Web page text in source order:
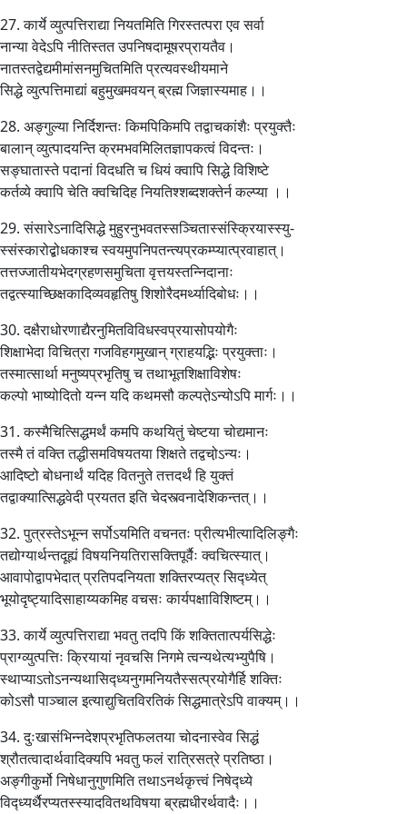
27. कार्ये व्युत्पत्तिराद्या नियतमिति गिरस्तत्परा एव सर्वा
नान्या वेदेऽपि नीतिस्तत उपनिषदामूषरप्रायतैव।
नातस्तद्वेद्यमीमांसनमुचितमिति प्रत्यवस्थीयमाने
सिद्धे व्युत्पत्तिमाद्यां बहुमुखमवयन् ब्रह्म जिज्ञास्यमाह।।
28. अङ्गुल्या निर्दिशन्तः किमपिकिमपि तद्वाचकांशैः प्रयुक्तैः
बालान् व्युत्पादयन्ति क्रमभवमिलितज्ञापकत्वं विदन्तः।
सङ्घातास्ते पदानां विदधति च धियं क्वापि सिद्धे विशिष्टे
कर्तव्ये क्वापि चेति क्वचिदिह नियतिश्शब्दशक्तेर्न कल्प्या ।।
29. संसारेऽनादिसिद्धे मुहुरनुभवतस्सञ्चितास्संस्क्रियास्स्यु-
स्संस्कारोद्बोधकाश्च स्वयमुपनिपतन्त्यप्रकम्प्यात्प्रवाहात्।
तत्तज्जातीयभेदग्रहणसमुचिता वृत्तयस्तन्निदानाः
तद्वत्स्याच्छिक्षकादिव्यवहृतिषु शिशोरैदमर्थ्यादिबोधः।।
30. दक्षैराधोरणाद्यैरनुमितविविधस्वप्रयासोपयोगैः
शिक्षाभेदा विचित्रा गजविहगमुखान् ग्राहयद्भिः प्रयुक्ताः।
तस्मात्सार्था मनुष्यप्रभृतिषु च तथाभूतशिक्षाविशेषः
कल्पो भाष्योदितो यन्न यदि कथमसौ कल्पते़ऽन्योऽपि मार्गः।।
31. कस्मैचित्सिद्धमर्थं कमपि कथयितुं चेष्टया चोद्यमानः
तस्मै तं वक्ति तद्धीसमविषयतया शिक्षते तद्वचो़ऽन्यः।
आदिष्टो बोधनार्थं यदिह वितनुते तत्तदर्थं हि युक्तं
तद्वाक्यात्सिद्धवेदी प्रयतत इति चेदस्त्वनादेशिकन्तत्।।
32. पुत्रस्तेऽभून्न सर्पोऽयमिति वचनतः प्रीत्यभीत्यादिलिङ्गैः
तद्योग्यार्थन्तदूह्यं विषयनियतिरासक्तिपूर्वैः क्वचित्स्यात्।
आवापोद्वापभेदात् प्रतिपदनियता शक्तिरप्यत्र सिद्ध्येत्
भूयोदृष्ट्यादिसाहाय्यकमिह वचसः कार्यपक्षाविशिष्टम्।।
33. कार्ये व्युत्पत्तिराद्या भवतु तदपि किं शक्तितात्पर्यसिद्धेः
प्राग्व्युत्पत्तिः क्रियायां नृवचसि निगमे त्वन्यथेत्यभ्युपैषि।
स्थाप्याऽतोऽनन्यथासिद्ध्यनुगमनियतैस्सत्प्रयोगैर्हि शक्तिः
कोऽसौ पाञ्चाल इत्याद्युचितविरतिकं सिद्धमात्रेऽपि वाक्यम्।।
34. दुःखासंभिन्नदेशप्रभृतिफलतया चोदनास्वेव सिद्धं
श्रौतत्वादार्थवादिक्यपि भवतु फलं रात्रिसत्रे प्रतिष्ठा।
अङ्गीकुर्मो निषेधानुगुणमिति तथाऽनर्थकृत्त्वं निषेद्ध्ये
विद्ध्यर्थैरप्यतस्स्यादवितथविषया ब्रह्मधीरर्थवादैः।।